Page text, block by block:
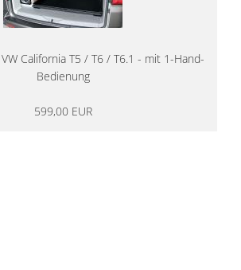
California T5 / T6 / T6.1 - mit 1-Hand-
Bedienung
599,00 EUR